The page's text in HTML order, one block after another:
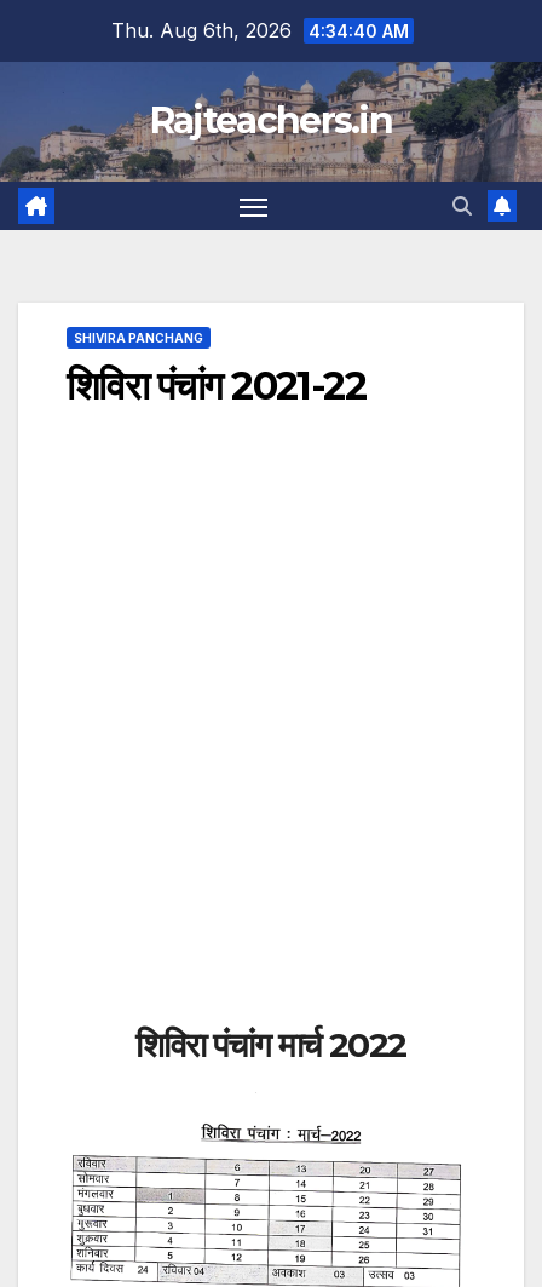
Thu. Aug 6th, 2026 4:34:41 AM
Rajteachers.in
SHIVIRA PANCHANG
शिविरा पंचांग 2021-22
शिविरा पंचांग मार्च 2022